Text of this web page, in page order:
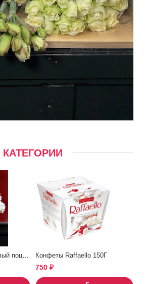
КАТЕГОРИИ
Конфеты Raffaello 150Г
750 ₽